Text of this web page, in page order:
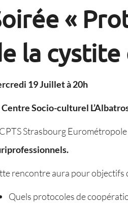
«
la cystite
19 Juillet à 20h
Socio-culturel
Strasbourg
rencontre aura pour objectifs
Quels protocoles de